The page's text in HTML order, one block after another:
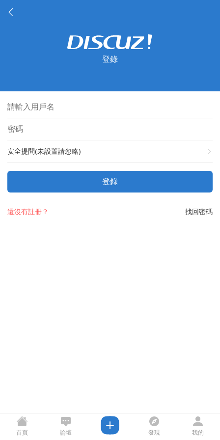
登錄
安全提問(未設置請忽略)
登錄
找回密碼
還沒有註冊？
首頁 論壇 發現 我的